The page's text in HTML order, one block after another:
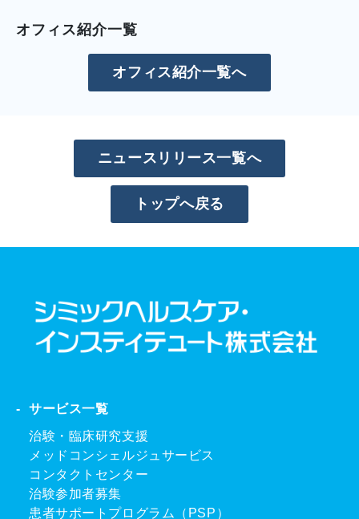
オフィス紹介一覧
オフィス紹介一覧へ
ニュースリリース一覧へ
トップへ戻る
サービス一覧
治験・臨床研究支援
メッドコンシェルジュサービス
コンタクトセンター
治験参加者募集
患者サポートプログラム（PSP）